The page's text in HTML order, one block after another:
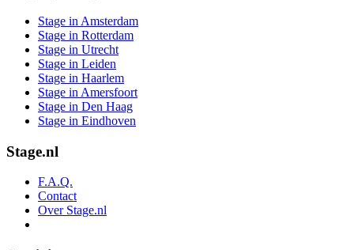
Stage in Amsterdam
Stage in Rotterdam
Stage in Utrecht
Stage in Leiden
Stage in Haarlem
Stage in Amersfoort
Stage in Den Haag
Stage in Eindhoven
Stage.nl
F.A.Q.
Contact
Over Stage.nl